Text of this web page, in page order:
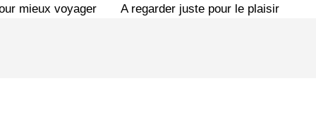
mieux voyager A regarder juste pour le plaisir